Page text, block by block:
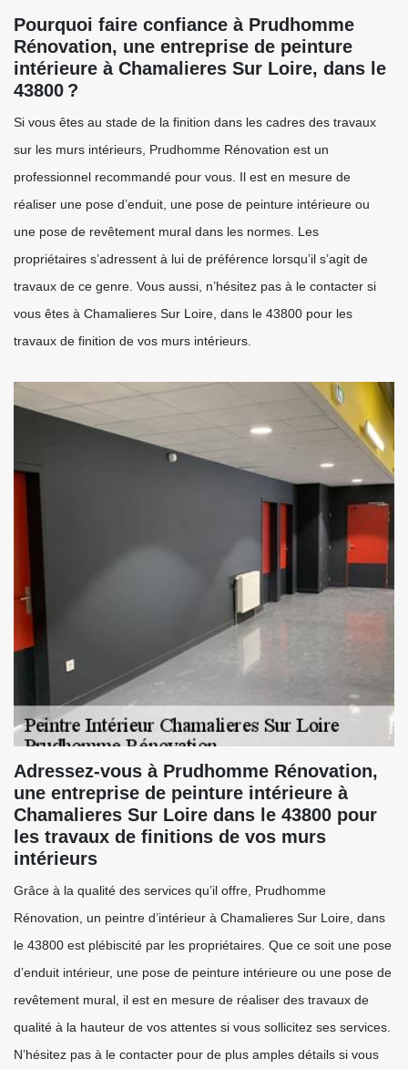
Pourquoi faire confiance à Prudhomme
Rénovation, une entreprise de peinture
intérieure à Chamalieres Sur Loire, dans le
43800 ?
Si vous êtes au stade de la finition dans les cadres des travaux
sur les murs intérieurs, Prudhomme Rénovation est un
professionnel recommandé pour vous. Il est en mesure de
réaliser une pose d’enduit, une pose de peinture intérieure ou
une pose de revêtement mural dans les normes. Les
propriétaires s’adressent à lui de préférence lorsqu’il s’agit de
travaux de ce genre. Vous aussi, n’hésitez pas à le contacter si
vous êtes à Chamalieres Sur Loire, dans le 43800 pour les
travaux de finition de vos murs intérieurs.
Adressez-vous à Prudhomme Rénovation,
une entreprise de peinture intérieure à
Chamalieres Sur Loire dans le 43800 pour
les travaux de finitions de vos murs
intérieurs
Grâce à la qualité des services qu’il offre, Prudhomme
Rénovation, un peintre d’intérieur à Chamalieres Sur Loire, dans
le 43800 est plébiscité par les propriétaires. Que ce soit une pose
d’enduit intérieur, une pose de peinture intérieure ou une pose de
revêtement mural, il est en mesure de réaliser des travaux de
qualité à la hauteur de vos attentes si vous sollicitez ses services.
N’hésitez pas à le contacter pour de plus amples détails si vous